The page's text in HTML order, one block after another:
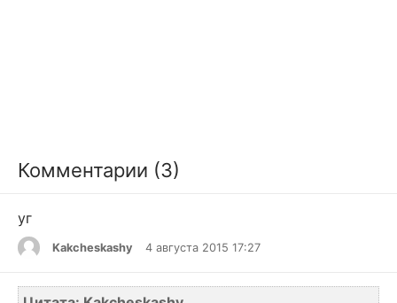
Комментарии (3)
уг
Kakcheskashy 4 августа 2015 17:27